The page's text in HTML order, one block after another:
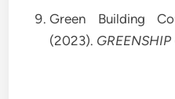
Green Building
(2023).